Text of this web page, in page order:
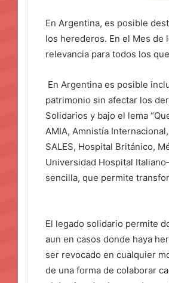
En Argentina, es posible
los herederos. En el Mes de
relevancia para todos los
En Argentina es posible
patrimonio sin afectar los
Solidarios y bajo el lema
AMIA, Amnistía
SALES, Hospital Británico,
Universidad Hospital
sencilla, que permite
El legado solidario permite
aun en casos donde haya
ser revocado en cualquier
de una forma de colaborar